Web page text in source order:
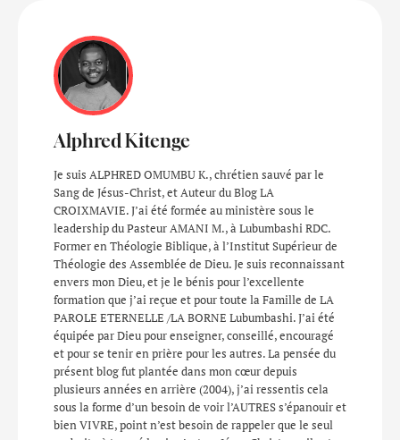
Alphred Kitenge
Je suis ALPHRED OMUMBU K., chrétien sauvé par le
Sang de Jésus-Christ, et Auteur du Blog LA
CROIXMAVIE. J’ai été formée au ministère sous le
leadership du Pasteur AMANI M., à Lubumbashi RDC.
Former en Théologie Biblique, à l’Institut Supérieur de
Théologie des Assemblée de Dieu. Je suis reconnaissant
envers mon Dieu, et je le bénis pour l’excellente
formation que j’ai reçue et pour toute la Famille de LA
PAROLE ETERNELLE /LA BORNE Lubumbashi. J’ai été
équipée par Dieu pour enseigner, conseillé, encouragé
et pour se tenir en prière pour les autres. La pensée du
présent blog fut plantée dans mon cœur depuis
plusieurs années en arrière (2004), j’ai ressentis cela
sous la forme d’un besoin de voir l’AUTRES s’épanouir et
bien VIVRE, point n’est besoin de rappeler que le seul